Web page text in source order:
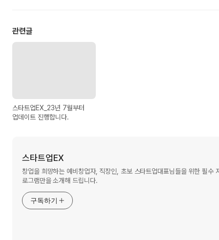
관련글
스타트업EX_23년 7월부터
업데이트 진행합니다.
스타트업EX
창업을 희망하는 예비창업자, 직장인, 초보 스타트업대표님들을 위한 필수
로그램만을 소개해 드립니다.
구독하기